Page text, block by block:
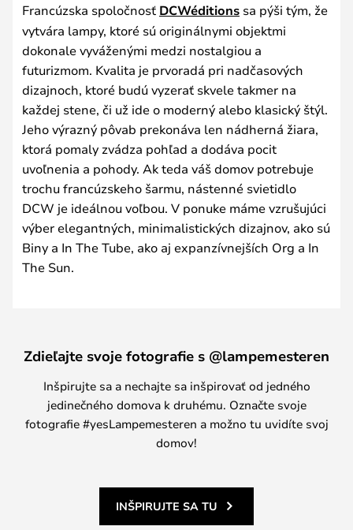
Francúzska spoločnosť DCWéditions sa pýši tým, že
vytvára lampy, ktoré sú originálnymi objektmi
dokonale vyváženými medzi nostalgiou a
futurizmom. Kvalita je prvoradá pri nadčasových
dizajnoch, ktoré budú vyzerať skvele takmer na
každej stene, či už ide o moderný alebo klasický štýl.
Jeho výrazný pôvab prekonáva len nádherná žiara,
ktorá pomaly zvádza pohľad a dodáva pocit
uvoľnenia a pohody. Ak teda váš domov potrebuje
trochu francúzskeho šarmu, nástenné svietidlo
DCW je ideálnou voľbou. V ponuke máme vzrušujúci
výber elegantných, minimalistických dizajnov, ako sú
Biny a In The Tube, ako aj expanzívnejších Org a In
The Sun.
Zdieľajte svoje fotografie s @lampemesteren
Inšpirujte sa a nechajte sa inšpirovať od jedného
jedinečného domova k druhému. Označte svoje
fotografie #yesLampemesteren a možno tu uvidíte svoj
domov!
INŠPIRUJTE SA TU